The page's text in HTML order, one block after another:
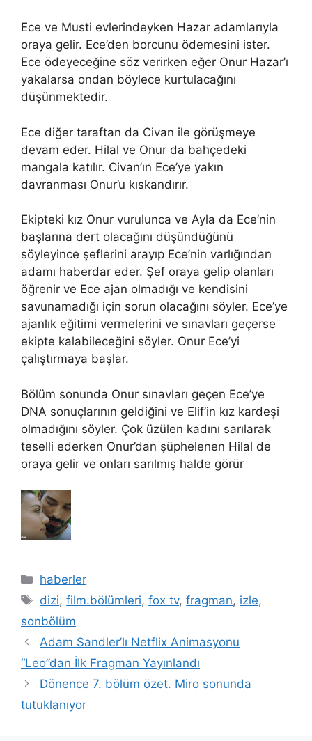
Ece ve Musti evlerindeyken Hazar adamlarıyla
oraya gelir. Ece’den borcunu ödemesini ister.
Ece ödeyeceğine söz verirken eğer Onur Hazar’ı
yakalarsa ondan böylece kurtulacağını
düşünmektedir.
Ece diğer taraftan da Civan ile görüşmeye
devam eder. Hilal ve Onur da bahçedeki
mangala katılır. Civan’ın Ece’ye yakın
davranması Onur’u kıskandırır.
Ekipteki kız Onur vurulunca ve Ayla da Ece’nin
başlarına dert olacağını düşündüğünü
söyleyince şeflerini arayıp Ece’nin varlığından
adamı haberdar eder. Şef oraya gelip olanları
öğrenir ve Ece ajan olmadığı ve kendisini
savunamadığı için sorun olacağını söyler. Ece’ye
ajanlık eğitimi vermelerini ve sınavları geçerse
ekipte kalabileceğini söyler. Onur Ece’yi
çalıştırmaya başlar.
Bölüm sonunda Onur sınavları geçen Ece’ye
DNA sonuçlarının geldiğini ve Elif’in kız kardeşi
olmadığını söyler. Çok üzülen kadını sarılarak
teselli ederken Onur’dan şüphelenen Hilal de
oraya gelir ve onları sarılmış halde görür
Kategoriler
haberler
Etiketler
dizi,film.bölümleri,fox tv,fragman, izle,
sonbölüm
Adam Sandler’lı Netflix Animasyonu
“Leo”dan İlk Fragman Yayınlandı
Dönence 7. bölüm özet. Miro sonunda
tutuklanıyor